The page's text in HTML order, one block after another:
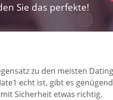
Sie das perfekte!
zu den meisten
echt ist, gibt es
Sicherheit etwas richtig.